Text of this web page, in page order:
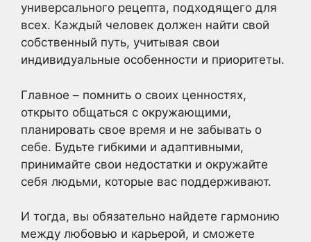
универсального рецепта, подходящего для
всех. Каждый человек должен найти свой
собственный путь, учитывая свои
индивидуальные особенности и приоритеты.
Главное – помнить о своих ценностях,
открыто общаться с окружающими,
планировать свое время и не забывать о
себе. Будьте гибкими и адаптивными,
принимайте свои недостатки и окружайте
себя людьми, которые вас поддерживают.
И тогда, вы обязательно найдете гармонию
между любовью и карьерой, и сможете